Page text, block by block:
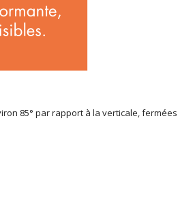
85° par rapport à la verticale,